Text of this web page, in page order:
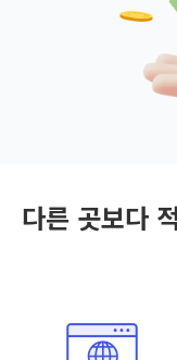
다른 곳보다